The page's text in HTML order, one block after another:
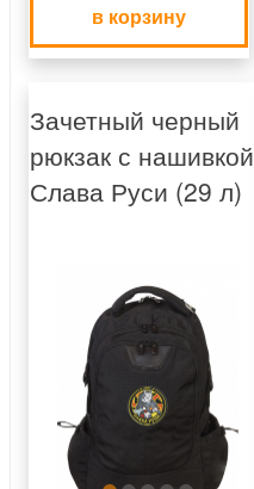
в корзину
Зачетный черный
рюкзак с нашивкой
Слава Руси (29 л)